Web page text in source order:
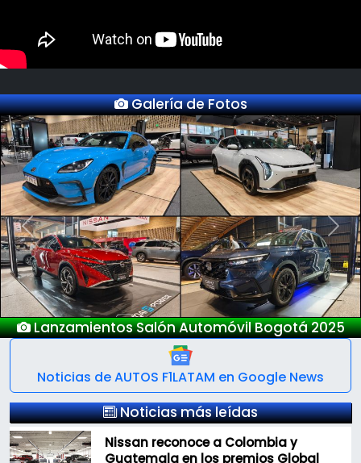
Galería de Fotos
Lanzamientos Salón Automóvil Bogotá 2025
Previous Next
Noticias de AUTOS F1LATAM en Google News
Noticias más leídas
Nissan reconoce a Colombia y
Guatemala en los premios Global